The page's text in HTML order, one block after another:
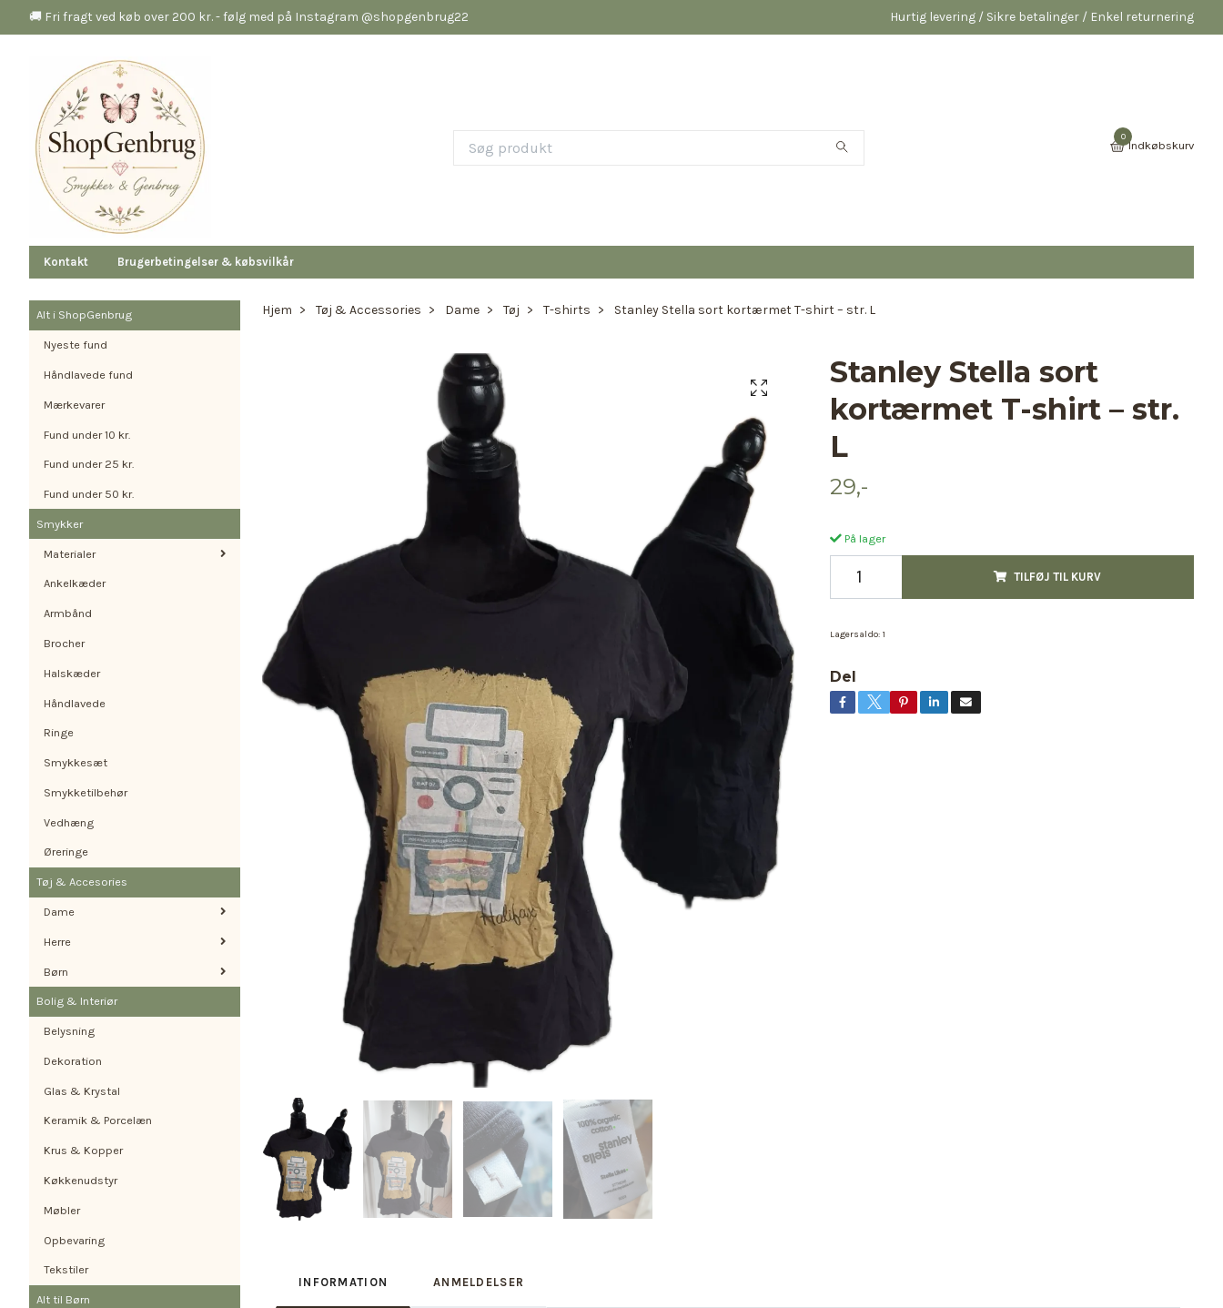
🚚 Fri fragt ved køb over 200 kr. - følg med på Instagram @shopgenbrug22 Hurtig levering / Sikre betalinger / Enkel returnering
0
Indkøbskurv
Kontakt Brugerbetingelser & købsvilkår
Alt i ShopGenbrug
Nyeste fund
Håndlavede fund
Mærkevarer
Fund under 10 kr.
Fund under 25 kr.
Fund under 50 kr.
Smykker
Materialer
Ankelkæder
Armbånd
Brocher
Halskæder
Håndlavede
Ringe
Smykkesæt
Smykketilbehør
Vedhæng
Øreringe
Tøj & Accesories
Dame
Herre
Børn
Bolig & Interiør
Belysning
Dekoration
Glas & Krystal
Keramik & Porcelæn
Krus & Kopper
Køkkenudstyr
Møbler
Opbevaring
Tekstiler
Alt til Børn
Hjem Tøj & Accessories Dame Tøj T-shirts Stanley Stella sort kortærmet T-shirt – str. L
Stanley Stella sort
kortærmet T-shirt – str.
L
29,-
På lager
TILFØJ TIL KURV
Lagersaldo: 1
Del
INFORMATION ANMELDELSER